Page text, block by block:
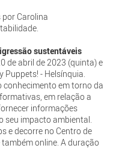
Carolina
sustentáveis
de abril de 2023 (quinta) e
- Helsínquia.
em torno da
em relação a
informações
seu impacto ambiental.
e decorre no Centro de
online. A duração